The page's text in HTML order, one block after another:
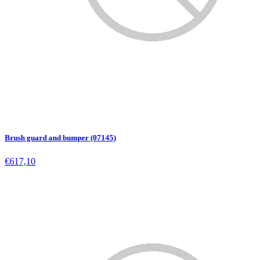
Brush guard and bumper (07145)
€617,10